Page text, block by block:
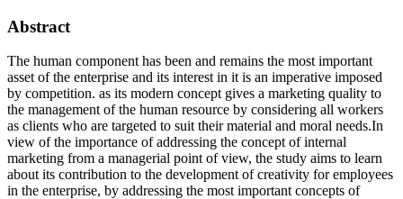
Abstract
The human component has been and remains the most important
asset of the enterprise and its interest in it is an imperative imposed
by competition. as its modern concept gives a marketing quality to
the management of the human resource by considering all workers
as clients who are targeted to suit their material and moral needs.In
view of the importance of addressing the concept of internal
marketing from a managerial point of view, the study aims to learn
about its contribution to the development of creativity for employees
in the enterprise, by addressing the most important concepts of